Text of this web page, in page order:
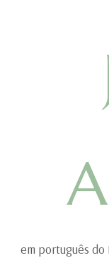
em português do